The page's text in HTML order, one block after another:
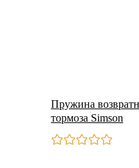
Пружина
тормоза Simson